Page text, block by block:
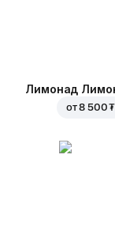
Лимонад
от8 500 ₮